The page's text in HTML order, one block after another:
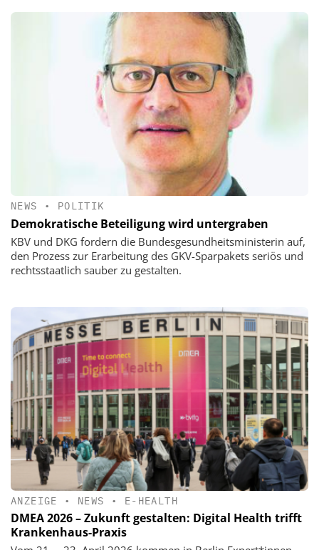
NEWS • POLITIK
Demokratische Beteiligung wird untergraben
KBV und DKG fordern die Bundesgesundheitsministerin auf,
den Prozess zur Erarbeitung des GKV-Sparpakets seriös und
rechtsstaatlich sauber zu gestalten.
ANZEIGE • NEWS • E-HEALTH
DMEA 2026 – Zukunft gestalten: Digital Health trifft
Krankenhaus-Praxis